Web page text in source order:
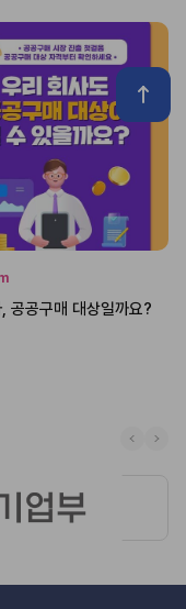
공공구매 대상일까요?